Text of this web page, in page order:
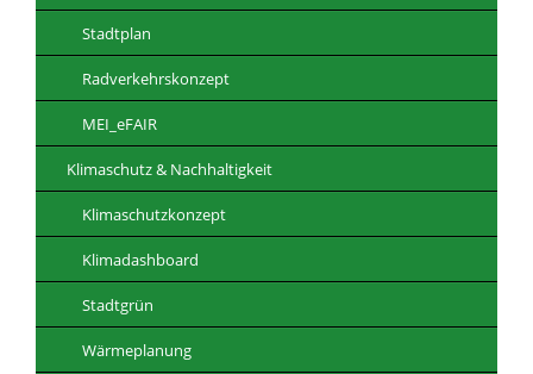
Stadtplan
Radverkehrskonzept
MEI_eFAIR
Klimaschutz & Nachhaltigkeit
Klimaschutzkonzept
Klimadashboard
Stadtgrün
Wärmeplanung